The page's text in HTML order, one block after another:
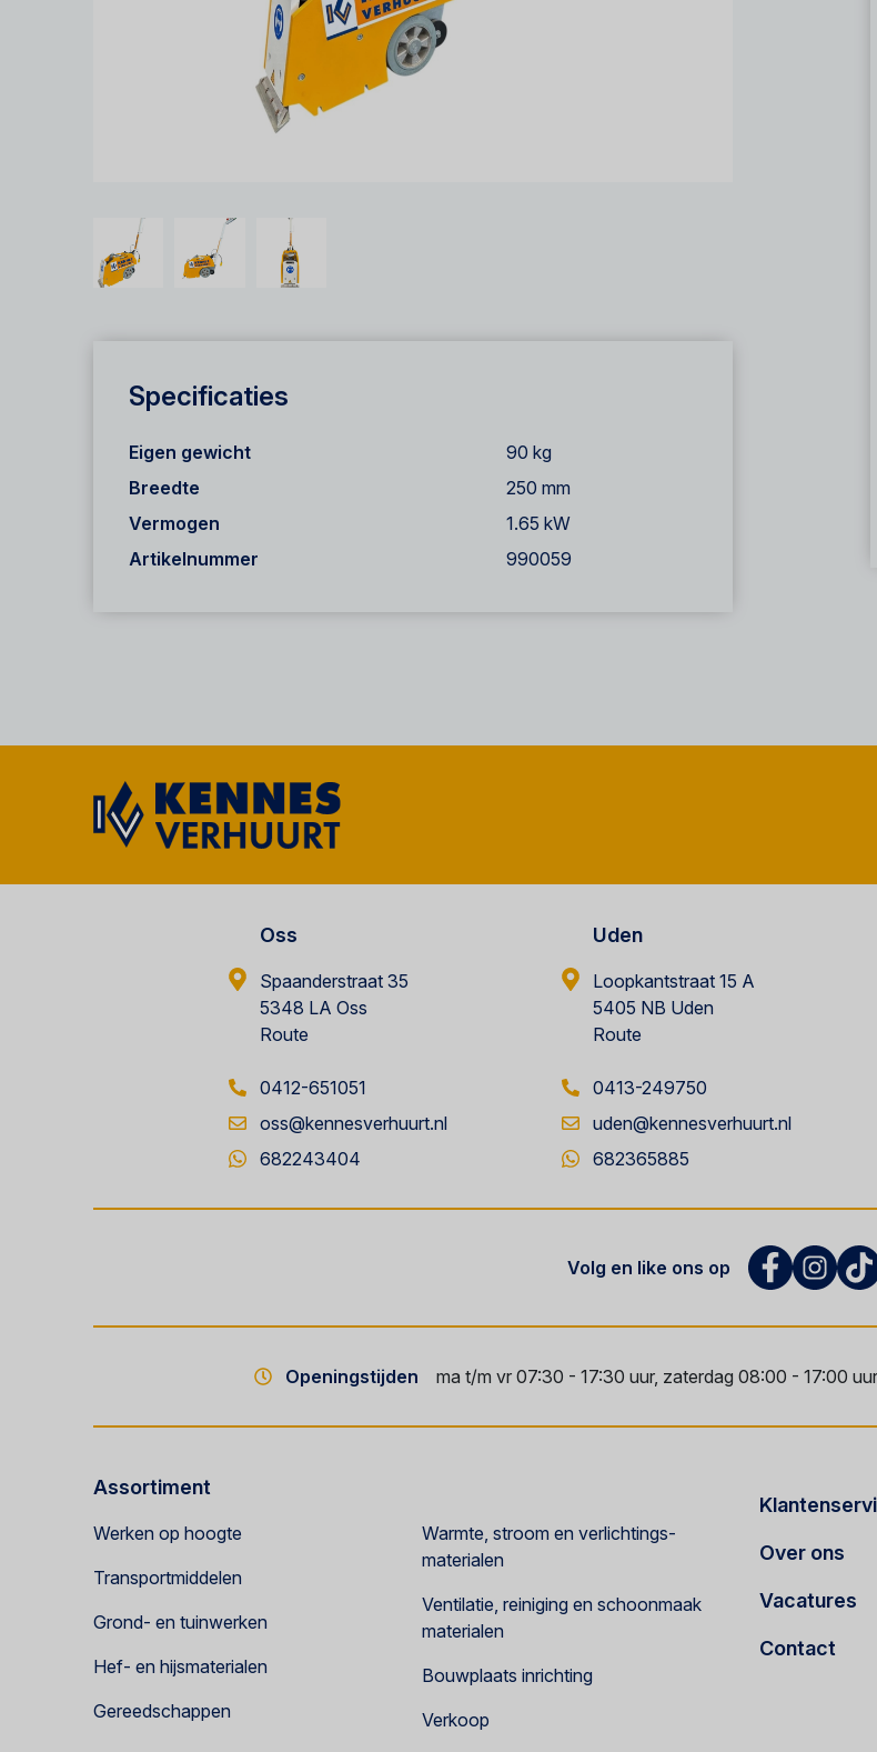
Specificaties
Eigen gewicht
90 kg
Breedte
250 mm
Vermogen
1.65 kW
Artikelnummer
990059
Oss
Spaanderstraat 35
5348 LA Oss
Route
0412-651051
oss@kennesverhuurt.nl
682243404
Uden
Loopkantstraat 15 A
5405 NB Uden
Route
0413-249750
uden@kennesverhuurt.nl
682365885
Volg en like ons op
Openingstijden ma t/m vr 07:30 - 17:30 uur, zaterdag 08:00 - 17:00
Assortiment
Werken op hoogte
Transportmiddelen
Grond- en tuinwerken
Hef- en hijsmaterialen
Gereedschappen
Warmte, stroom en verlichtings-
materialen
Ventilatie, reiniging en schoonmaak
materialen
Bouwplaats inrichting
Verkoop
Over ons
Vacatures
Contact